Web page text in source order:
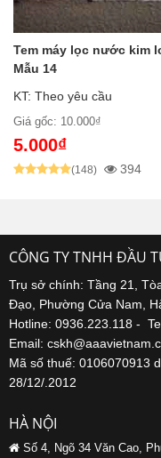
Tem máy lọc nước kim
Mẫu 14
KT: Theo yêu cầu
Giá gốc: 10.000₫
5.000₫
(148) 394
CÔNG TY TNHH ĐẦU
Trụ sở chính: Tầng 21,
Đạo, Phường Cửa Nam,
Hotline: 0936.223.118 -
Email:
Mã số thuế: 0106070913
28/12/.2012
HÀ NỘI
Số 4, Ngõ 34 Văn Cao,